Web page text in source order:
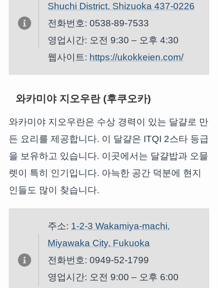
Shuchi District, Shizuoka 437-0226
전화번호: 0538-89-7533
영업시간: 오전 9:30 – 오후 4:30
웹사이트: https://ukokkeien.com/
와카미야 지오우란 (후쿠오카)
와카미야 지오우란은 수상 경력이 있는 달걀로 만
든 요리를 제공합니다. 이 달걀은 ITQI 2스타 등급
을 보유하고 있습니다. 이곳에서는 달걀밥과 오믈
렛이 특히 인기입니다. 아늑한 공간 덕분에 현지
인들도 많이 찾습니다.
주소: 1-2-3 Wakamiya-machi,
Miyawaka City, Fukuoka
전화번호: 0949-52-1799
영업시간: 오전 9:00 – 오후 6:00